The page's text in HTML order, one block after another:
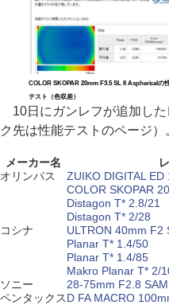
COLOR SKOPAR 20mm F3.5 SL II Asphericalの
テスト（色収差）
10日にガンレフが追加した
ク先は性能テストのページ）
メーカー名
オリンパス
ZUIKO DIGITAL
コシナ
COLOR SKOPAR
Distagon T* 2.8/21
Distagon T* 2/28
ULTRON 40mm F2
Planar T* 1.4/50
Planar T* 1.4/85
Makro Planar T* 2/
ソニー
28-75mm F2.8 SAM
ペンタックスD FA MACRO